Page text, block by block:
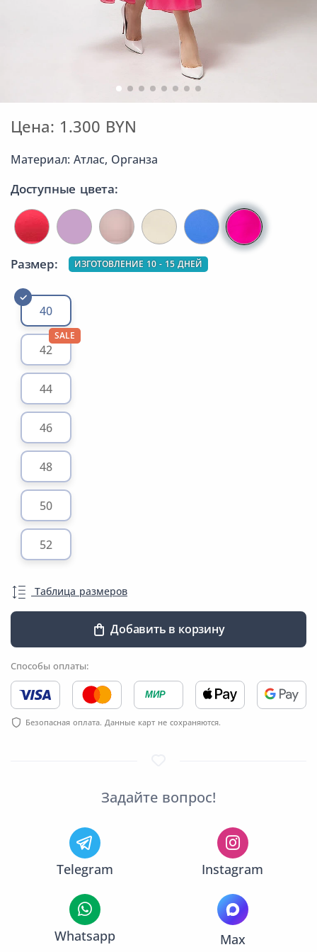
Цена: 1.300 BYN
Материал: Атлас, Органза
Доступные цвета:
Размер: ИЗГОТОВЛЕНИЕ 10 - 15 ДНЕЙ
40
42
SALE
44
46
48
50
52
Таблица размеров
Добавить в корзину
Способы оплаты:
МИР
Безопасная оплата. Данные карт не сохраняются.
Задайте вопрос!
Telegram Instagram
Whatsapp Max